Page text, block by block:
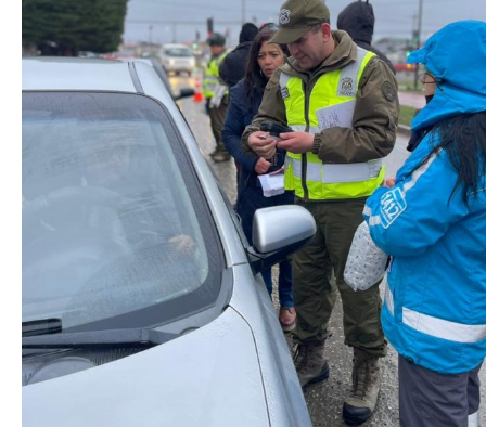
APP MÓVIL
TRANSPARENCIA